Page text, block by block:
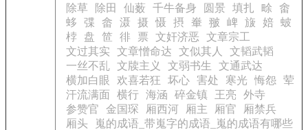
除草
除田 仙薮 千牛备身 圆景 填扎 畭
畬
蛥
弽 畲 滠 摄 慑 摂 輋 翍 崥 旇 婄
蚾
桲
盘 笸 徘 票 文奸济恶 文章宗工
文过其实
文章憎命达 文似其人
文韬武韬
一丝不乱 文牍主义 文弱书生
文通武达
横加白眼
欢喜若狂 坏心 害处 寒光 悔怨 荤
汗流满面
横行 海涵 碎金镇 王亮
外寺
参赞官
金国琛 厢西河 厢主 厢官
厢禁兵
厢头
嵬的成语_带嵬字的成语_嵬的成语有哪些